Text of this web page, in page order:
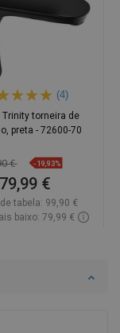
(4)
Trinity torneira de
preta - 72600-70
€ -19,93%
79,99 €
tabela: 99,90 €
baixo: 79,99 €